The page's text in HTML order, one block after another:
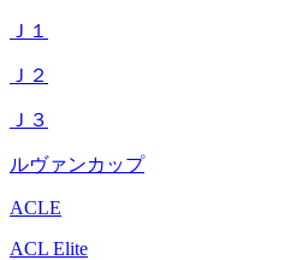
Ｊ１
Ｊ２
Ｊ３
ルヴァンカップ
ACLE
ACL Elite